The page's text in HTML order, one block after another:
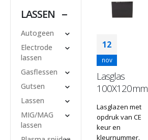
12
nov
Lasglas
100X120mm
Lasglazen met
opdruk van CE
keur en
kleurnummer.
LASSEN
Autogeen
Electrode
lassen
Gasflessen
Gutsen
Lassen
MIG/MAG
lassen